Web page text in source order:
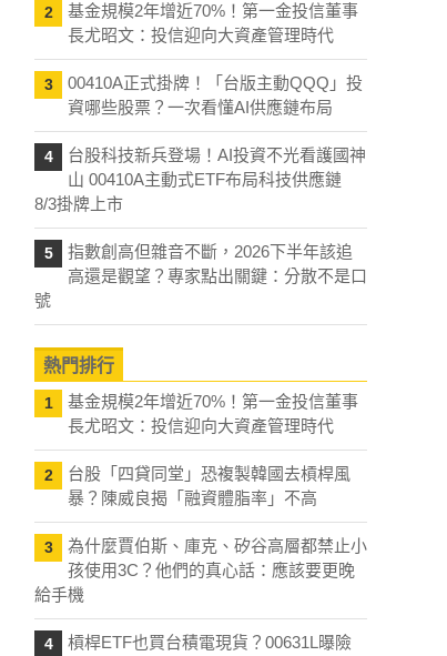
2
基金規模2年增近70%！第一金投信董事
長尤昭文：投信迎向大資產管理時代
3
00410A正式掛牌！「台版主動QQQ」投
資哪些股票？一次看懂AI供應鏈布局
4
台股科技新兵登場！AI投資不光看護國神
山 00410A主動式ETF布局科技供應鏈
8/3掛牌上市
5
指數創高但雜音不斷，2026下半年該追
高還是觀望？專家點出關鍵：分散不是口
號
熱門排行
1
基金規模2年增近70%！第一金投信董事
長尤昭文：投信迎向大資產管理時代
2
台股「四貸同堂」恐複製韓國去槓桿風
暴？陳威良揭「融資體脂率」不高
3
為什麼賈伯斯、庫克、矽谷高層都禁止小
孩使用3C？他們的真心話：應該要更晚
給手機
4
槓桿ETF也買台積電現貨？00631L曝險